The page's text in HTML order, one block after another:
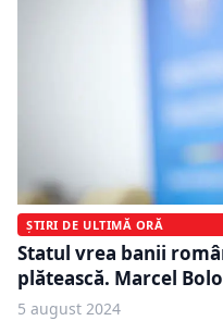
ȘTIRI DE ULTIMĂ ORĂ
Statul vrea banii
plătească. Marcel
5 august 2024